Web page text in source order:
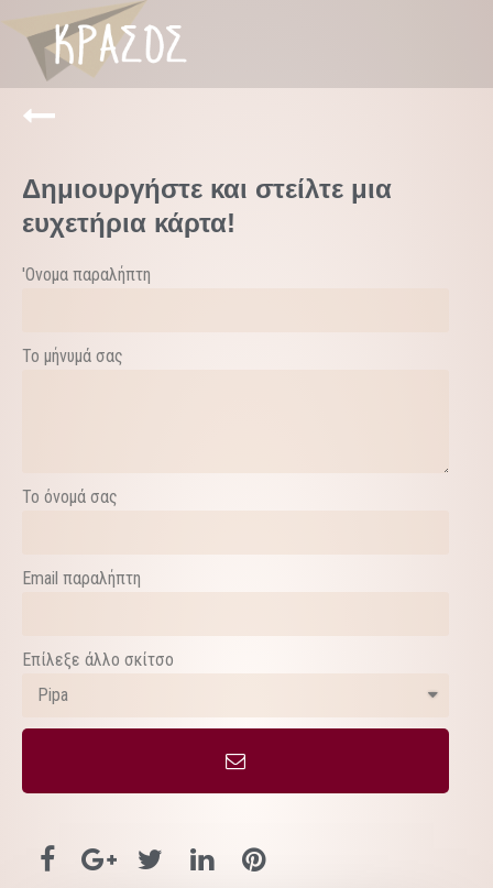
Δημιουργήστε και στείλτε μια
ευχετήρια κάρτα!
'Ονομα παραλήπτη
Το μήνυμά σας
Το όνομά σας
Email παραλήπτη
Επίλεξε άλλο σκίτσο